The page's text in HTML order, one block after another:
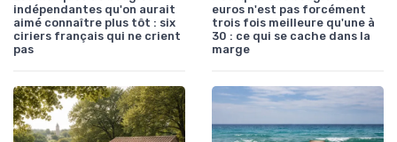
indépendantes qu'on aurait
aimé connaître plus tôt : six
ciriers français qui ne crient
pas
euros n'est pas forcément
trois fois meilleure qu'une à
30 : ce qui se cache dans la
marge